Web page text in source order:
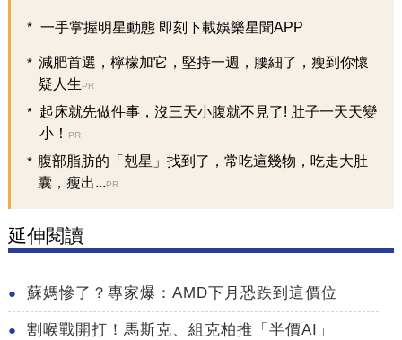
一手掌握明星動態 即刻下載娛樂星聞APP
減肥首選，檸檬加它，堅持一週，腰細了，瘦到你懷
疑人生PR
起床就先做件事，沒三天小腹就不見了! 肚子一天天變
小！
PR
腹部脂肪的「剋星」找到了，常吃這幾物，吃走大肚
囊，瘦出...PR
延伸閱讀
蘇媽慘了？專家爆：AMD下月恐跌到這價位
割喉戰開打！馬斯克、組克柏推「半價AI」